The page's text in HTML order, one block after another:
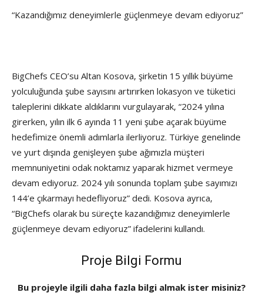
“Kazandığımız deneyimlerle güçlenmeye devam ediyoruz”
BigChefs CEO’su Altan Kosova, şirketin 15 yıllık büyüme
yolculuğunda şube sayısını artırırken lokasyon ve tüketici
taleplerini dikkate aldıklarını vurgulayarak, “2024 yılına
girerken, yılın ilk 6 ayında 11 yeni şube açarak büyüme
hedefimize önemli adımlarla ilerliyoruz. Türkiye genelinde
ve yurt dışında genişleyen şube ağımızla müşteri
memnuniyetini odak noktamız yaparak hizmet vermeye
devam ediyoruz. 2024 yılı sonunda toplam şube sayımızı
144’e çıkarmayı hedefliyoruz” dedi. Kosova ayrıca,
“BigChefs olarak bu süreçte kazandığımız deneyimlerle
güçlenmeye devam ediyoruz” ifadelerini kullandı.
Proje Bilgi Formu
Bu projeyle ilgili daha fazla bilgi almak ister misiniz?